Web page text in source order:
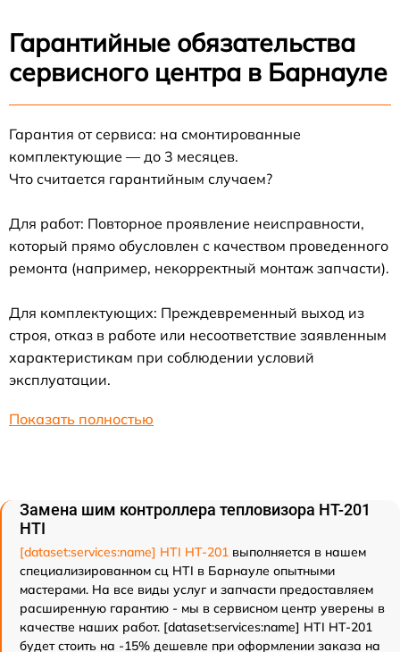
Гарантийные обязательства
сервисного центра в Барнауле
Гарантия от сервиса: на смонтированные
комплектующие — до 3 месяцев.
Что считается гарантийным случаем?
Для работ: Повторное проявление неисправности,
который прямо обусловлен с качеством проведенного
ремонта (например, некорректный монтаж запчасти).
Для комплектующих: Преждевременный выход из
строя, отказ в работе или несоответствие заявленным
характеристикам при соблюдении условий
эксплуатации.
Показать полностью
Замена шим контроллера тепловизора HT-201
HTI
[dataset:services:name] HTI HT-201 выполняется в нашем
специализированном сц HTI в Барнауле опытными
мастерами. На все виды услуг и запчасти предоставляем
расширенную гарантию - мы в сервисном центр уверены в
качестве наших работ. [dataset:services:name] HTI HT-201
будет стоить на -15% дешевле при оформлении заказа на